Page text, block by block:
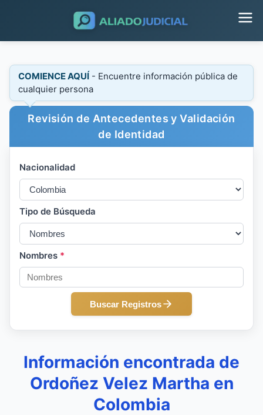
COMIENCE AQUÍ - Encuentre información pública de
cualquier persona
Revisión de Antecedentes y Validación
de Identidad
Nacionalidad
Tipo de Búsqueda
Nombres *
Buscar Registros
Información encontrada de
Ordoñez Velez Martha en
Colombia